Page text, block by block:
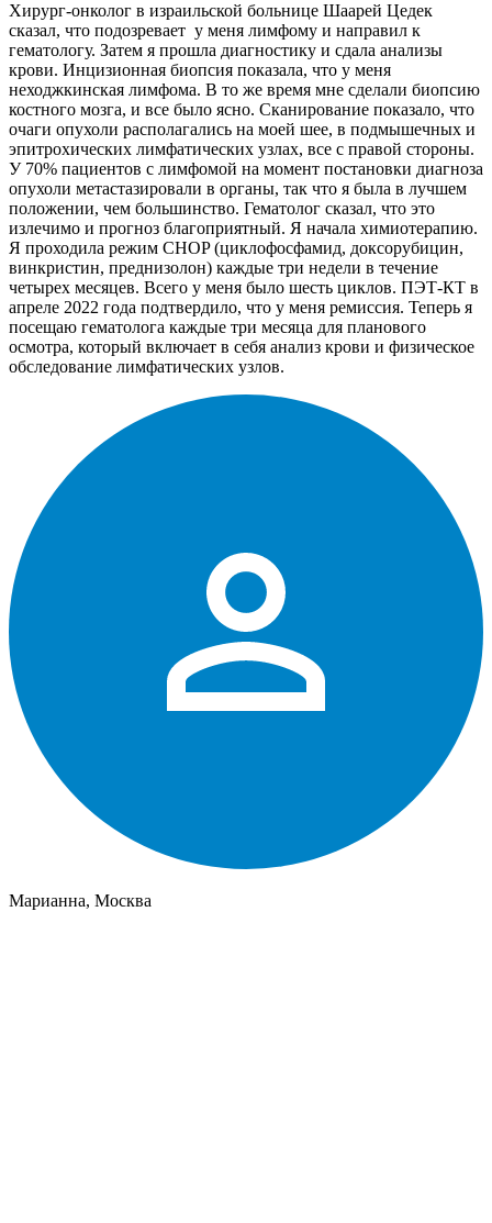
Хирург-онколог в израильской больнице Шаарей Цедек
сказал, что подозревает у меня лимфому и направил к
гематологу. Затем я прошла диагностику и сдала анализы
крови. Инцизионная биопсия показала, что у меня
неходжкинская лимфома. В то же время мне сделали биопсию
костного мозга, и все было ясно. Сканирование показало, что
очаги опухоли располагались на моей шее, в подмышечных и
эпитрохических лимфатических узлах, все с правой стороны.
У 70% пациентов с лимфомой на момент постановки диагноза
опухоли метастазировали в органы, так что я была в лучшем
положении, чем большинство. Гематолог сказал, что это
излечимо и прогноз благоприятный. Я начала химиотерапию.
Я проходила режим CHOP (циклофосфамид, доксорубицин,
винкристин, преднизолон) каждые три недели в течение
четырех месяцев. Всего у меня было шесть циклов. ПЭТ-КТ в
апреле 2022 года подтвердило, что у меня ремиссия. Теперь я
посещаю гематолога каждые три месяца для планового
осмотра, который включает в себя анализ крови и физическое
обследование лимфатических узлов.
Марианна, Москва